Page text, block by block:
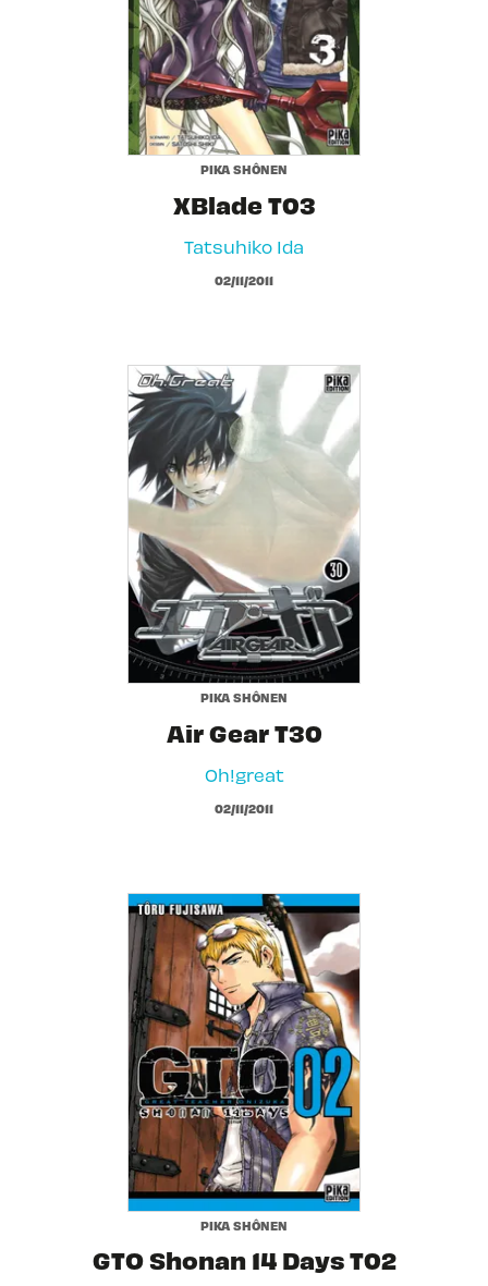
PIKA SHÔNEN
XBlade T03
Tatsuhiko Ida
02/11/2011
PIKA SHÔNEN
Air Gear T30
Oh!great
02/11/2011
PIKA SHÔNEN
GTO Shonan 14 Days T02